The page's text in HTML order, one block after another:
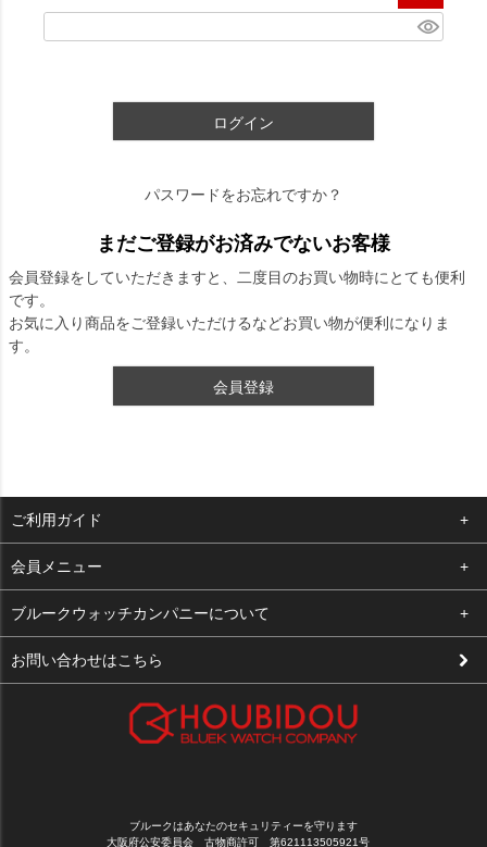
(必須)
ログイン
パスワードをお忘れですか？
まだご登録がお済みでないお客様
会員登録をしていただきますと、二度目のお買い物時にとても便利
です。
お気に入り商品をご登録いただけるなどお買い物が便利になりま
す。
会員登録
ご利用ガイド
よくある質問
支払い・送料
修理依頼
会員メニュー
ログイン
お気に入り
ブルークウォッチカンパニーについて
会社概要
お問い合わせはこちら
ブルークはあなたのセキュリティーを守ります
大阪府公安委員会 古物商許可 第621113505921号